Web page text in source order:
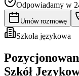
Odpowiadamy w
Umów rozmowę
Szkoła językowa
Szkół